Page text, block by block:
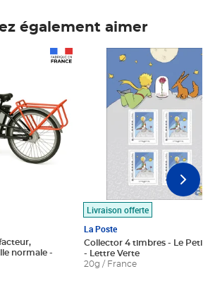
également aimer
Livraison offerte
La Poste
Collector 4 timbres - Le Petit
- Lettre Verte
20g / France
Prix 7,50€